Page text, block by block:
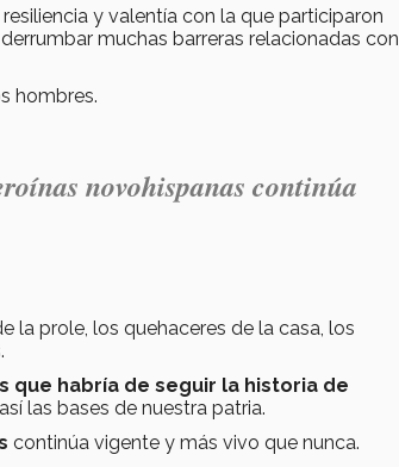
y valentía con la que participaron
muchas barreras relacionadas con
hombres.
novohispanas continúa
la prole, los quehaceres de la casa, los
que habría de seguir la historia de
las bases de nuestra patria.
continúa vigente y más vivo que nunca.